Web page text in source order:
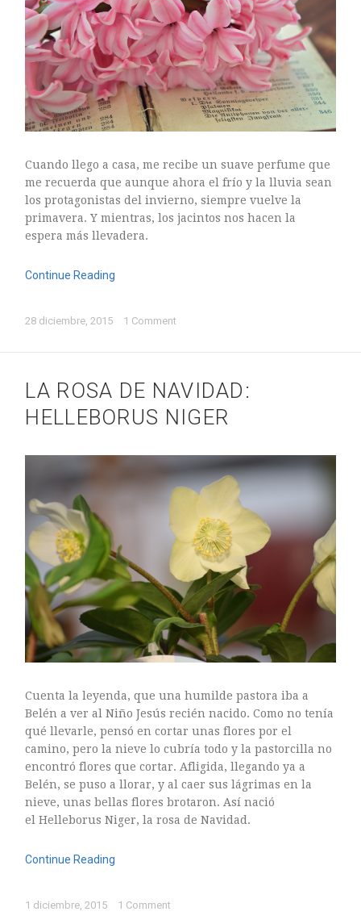
Cuando llego a casa, me recibe un suave perfume que
me recuerda que aunque ahora el frío y la lluvia sean
los protagonistas del invierno, siempre vuelve la
primavera. Y mientras, los jacintos nos hacen la
espera más llevadera.
Continue Reading
28 diciembre, 2015 1 Comment
LA ROSA DE NAVIDAD:
HELLEBORUS NIGER
Cuenta la leyenda, que una humilde pastora iba a
Belén a ver al Niño Jesús recién nacido. Como no tenía
qué llevarle, pensó en cortar unas flores por el
camino, pero la nieve lo cubría todo y la pastorcilla no
encontró flores que cortar. Afligida, llegando ya a
Belén, se puso a llorar, y al caer sus lágrimas en la
nieve, unas bellas flores brotaron. Así nació
el Helleborus Niger, la rosa de Navidad.
Continue Reading
1 diciembre, 2015 1 Comment